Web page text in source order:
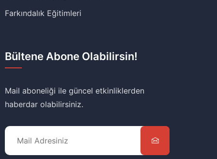
Farkındalık Eğitimleri
Bültene Abone Olabilirsin!
Mail aboneliği ile güncel etkinliklerden
haberdar olabilirsiniz.